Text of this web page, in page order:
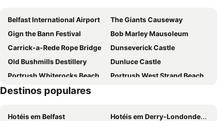
Belfast International Airport
The Giants Causeway
Gign the Bann Festival
Bob Marley Mausoleum
Carrick-a-Rede Rope Bridge
Dunseverick Castle
Old Bushmills Destillery
Dunluce Castle
Portrush Whiterocks Beach
Portrush West Strand Beach
Campbeltown Airport
Destinos populares
Hotéis em Belfast
Hotéis em Derry-Londonderry